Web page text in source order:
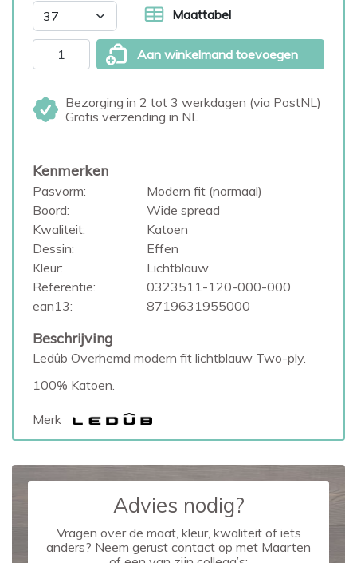
Maattabel
Aan winkelmand toevoegen
Bezorging in 2 tot 3 werkdagen (via PostNL)
Gratis verzending in NL
Kenmerken
Pasvorm:
Modern fit (normaal)
Boord:
Wide spread
Kwaliteit:
Katoen
Dessin:
Effen
Kleur:
Lichtblauw
Referentie:
0323511-120-000-000
ean13:
8719631955000
Beschrijving
Ledûb Overhemd modern fit lichtblauw Two-ply.
100% Katoen.
Merk
Advies nodig?
Vragen over de maat, kleur, kwaliteit of iets
anders? Neem gerust contact op met Maarten